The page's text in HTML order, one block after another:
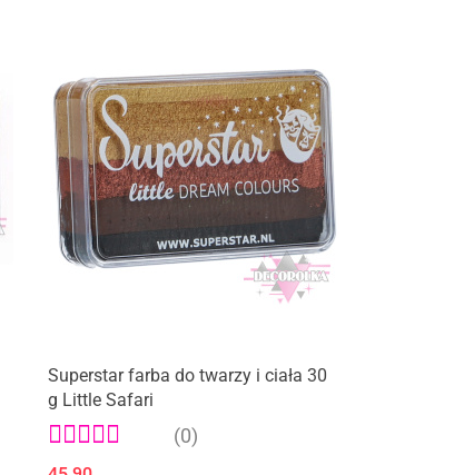
Superstar farba do twarzy i ciała 30
g Little Safari
(0)